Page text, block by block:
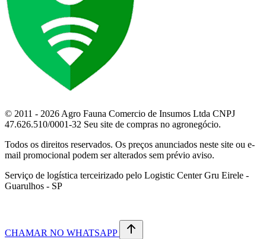
© 2011 - 2026 Agro Fauna Comercio de Insumos Ltda CNPJ
47.626.510/0001-32 Seu site de compras no agronegócio.
Todos os direitos reservados. Os preços anunciados neste site ou e-
mail promocional podem ser alterados sem prévio aviso.
Serviço de logística terceirizado pelo Logistic Center Gru Eirele -
Guarulhos - SP
CHAMAR NO WHATSAPP